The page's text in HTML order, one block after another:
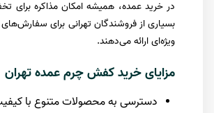
در خرید عمده، همیشه امکان مذاکره برای
بسیاری از فروشندگان تهرانی برای
ویژه‌ای ارائه می‌دهند.
مزایای خرید کفش چرم عمده تهران
دسترسی به محصولات متنوع با